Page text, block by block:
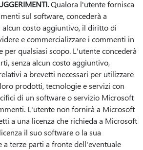
Qualora l'utente fornisca
sul software, concederà a
alcun costo aggiuntivo, il diritto di
e commercializzare i commenti in
per qualsiasi scopo. L'utente concederà
senza alcun costo aggiuntivo,
a brevetti necessari per utilizzare
prodotti, tecnologie e servizi con
di un software o servizio Microsoft
L'utente non fornirà a Microsoft
a una licenza che richieda a Microsoft
il suo software o la sua
a terze parti a fronte dell'eventuale